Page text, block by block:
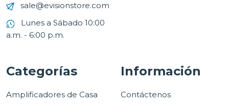
sale@evisionstore.com
Lunes a Sábado 10:00
a.m. - 6:00 p.m.
Categorías
Amplificadores de Casa
Información
Contáctenos